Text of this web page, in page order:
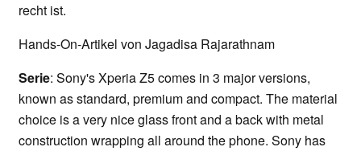
recht ist.
Hands-On-Artikel von Jagadisa Rajarathnam
Serie: Sony's Xperia Z5 comes in 3 major versions,
known as standard, premium and compact. The material
choice is a very nice glass front and a back with metal
construction wrapping all around the phone. Sony has